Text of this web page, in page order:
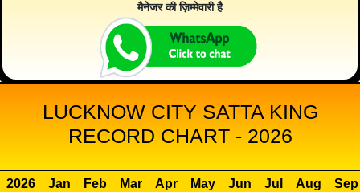
मैनेजर की ज़िम्मेवारी है
LUCKNOW CITY SATTA KING
RECORD CHART - 2026
2026 Jan Feb Mar Apr May Jun Jul Aug
Sep